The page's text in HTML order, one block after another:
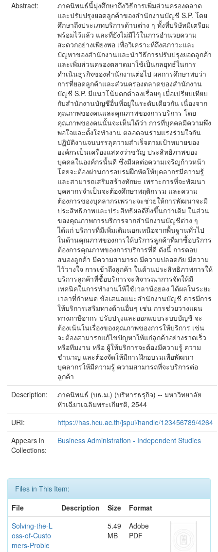
Abstract:
ภาคนิพนธ์นี้มุ่งศึกษาถึงวิธีการเพิ่มส่วนครองตลาด
และปรับปรุงยอดลูกค้าของสำนักงานบัญชี S.P. โดย
ศึกษาถึงประเภทบริการด้านต่าง ๆ ทั้งที่บริษัทมีเตรียม
พร้อมไว้แล้ว และที่ยังไม่มีไว้ในการอำนวยความ
สะดวกอย่างเพียงพอ เพื่อวิเคราะห์ถึงสภาวะและ
ปัญหาของสำนักงานและนำวิธีการปรับปรุงยอดลูกค้า
และเพิ่มส่วนครองตลาดมาใช้เป็นกลยุทธ์ในการ
ดำเนินธุรกิจของสำนักงานต่อไป ผลการศึกษาพบว่า
การที่ยอดลูกค้าและส่วนครองตลาดของสำนักงาน
บัญชี S.P. มีแนวโน้มตกต่ำลงเรื่อยๆ เมื่อเปรียบเทียบ
กับสำนักงานบัญชีอื่นที่อยู่ในระดับเดียวกัน เนื่องจาก
คุณภาพของคนและคุณภาพของการบริการ โดย
คุณภาพของคนนั้นจะเห็นได้ว่า การที่บุคคลมีความพึง
พอใจและตั้งใจทำงาน ตลอดจนร่วมแรงร่วมใจกัน
ปฏิบัติงานจนบรรลุความสำเร็จตามเป้าหมายของ
องค์กรเป็นเครื่องแสดงว่าขวัญ ประสิทธิภาพของ
บุคคลในองค์กรนั้นดี ซึ่งมีผลต่อความเจริญก้าวหน้า
โดยจะต้องผ่านการอบรมฝึกหัดให้บุคลากรมีความรู้
และสามารถเสริมสร้างทักษะ เพราะการที่จะพัฒนา
บุคลากรจำเป็นจะต้องศึกษาพฤติกรรม และความ
ต้องการของบุคลากรเพราะจะช่วยให้การพัฒนาจะมี
ประสิทธิภาพและประสิทธิผลดียิ่งขึ้นกว่าเดิม ในส่วน
ของคุณภาพการบริการจากสำนักงานบัญชีต่าง ๆ
ได้แก่ บริการที่มีเพิ่มเติมนอกเหนือจากพื้นฐานทั่วไป
ในด้านคุณภาพของการให้บริการลูกค้าที่มาซื้อบริการ
ต้องการคุณภาพของการบริการที่ดี ดังนี้ การตอบ
สนองลูกค้า มีความสามารถ มีความปลอดภัย มีความ
ไว้วางใจ การเข้าถึงลูกค้า ในด้านประสิทธิภาพการให้
บริการลูกค้าที่ซื้อบริการจะพิจารณาการจัดให้มี
เทคนิคในการทำงานให้ใช้เวลาน้อยลง ได้ผลในระยะ
เวลาที่กำหนด ข้อเสนอแนะสำนักงานบัญชี ควรมีการ
ให้บริการเสริมทางด้านอื่นๆ เช่น การช่วยวางแผน
ทางภาษีอากร ปรับปรุงและออกแบบระบบบัญชี จะ
ต้องเน้นในเรื่องของคุณภาพของการให้บริการ เช่น
จะต้องสามารถแก้ไขปัญหาให้แก่ลูกค้าอย่างรวดเร็ว
หรือทีมงาน หรือ ผู้ให้บริการจะต้องมีความรู้ ความ
ชำนาญ และต้องจัดให้มีการฝึกอบรมเพื่อพัฒนา
บุคลากรให้มีความรู้ ความสามารถที่จะบริการต่อ
ลูกค้า
Description:
ภาคนิพนธ์ (บธ.ม.) (บริหารธรุกิจ) -- มหาวิทยาลัย
หัวเฉียวเฉลิมพระเกียรติ, 2544
URI:
https://has.hcu.ac.th/jspui/handle/123456789/4264
Appears in
Collections:
Business Administration - Independent Studies
Files in This Item:
File
Description Size
Format
Solving-the-L
oss-of-Custo
mers-Proble
5.49
MB
Adobe
PDF